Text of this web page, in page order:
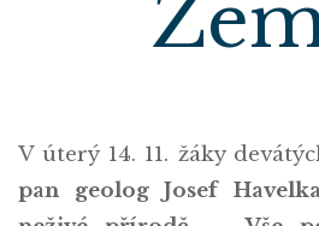
V úterý 14. 11. žáky
pan geolog Josef